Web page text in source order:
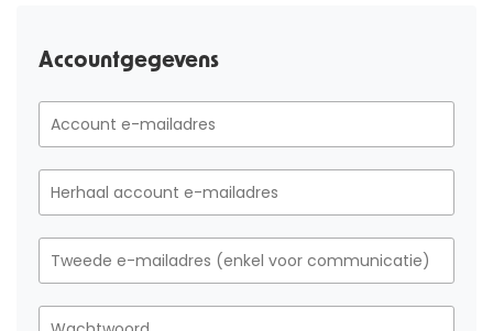
Accountgegevens